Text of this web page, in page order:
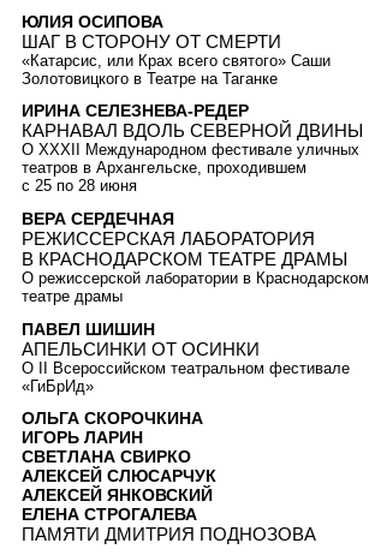
ЮЛИЯ ОСИПОВА
ШАГ В СТОРОНУ ОТ СМЕРТИ
«Катарсис, или Крах всего святого» Саши
Золотовицкого в Театре на Таганке
ИРИНА СЕЛЕЗНЕВА-РЕДЕР
КАРНАВАЛ ВДОЛЬ СЕВЕРНОЙ ДВИНЫ
О XXXII Международном фестивале уличных
театров в Архангельске, проходившем
с 25 по 28 июня
ВЕРА СЕРДЕЧНАЯ
РЕЖИССЕРСКАЯ ЛАБОРАТОРИЯ
В КРАСНОДАРСКОМ ТЕАТРЕ ДРАМЫ
О режиссерской лаборатории в Краснодарском
театре драмы
ПАВЕЛ ШИШИН
АПЕЛЬСИНКИ ОТ ОСИНКИ
О II Всероссийском театральном фестивале
«ГиБрИд»
ОЛЬГА СКОРОЧКИНА
ИГОРЬ ЛАРИН
СВЕТЛАНА СВИРКО
АЛЕКСЕЙ СЛЮСАРЧУК
АЛЕКСЕЙ ЯНКОВСКИЙ
ЕЛЕНА СТРОГАЛЕВА
ПАМЯТИ ДМИТРИЯ ПОДНОЗОВА